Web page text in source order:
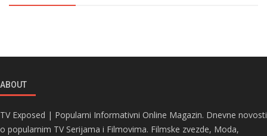
ABOUT
TV Exposed | Popularni Informativni Online Magazin. Dnevne novosti
o popularnim TV Serijama i Filmovima. Filmske zvezde, Moda,